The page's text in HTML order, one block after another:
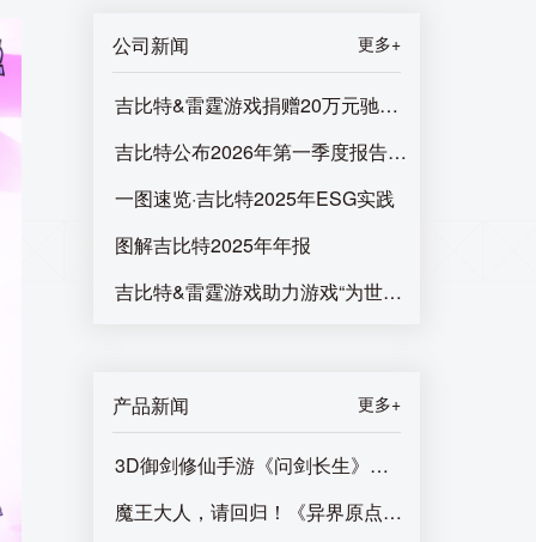
公司新闻 更多+
吉比特&雷霆游戏捐赠20万元驰援广西受灾地区
吉比特公布2026年第一季度报告：营收及利润同
一图速览·吉比特2025年ESG实践
图解吉比特2025年年报
吉比特&雷霆游戏助力游戏“为世界而生”，游戏全
产品新闻 更多+
3D御剑修仙手游《问剑长生》正式上线，登顶
魔王大人，请回归！《异界原点传说：史莱姆不